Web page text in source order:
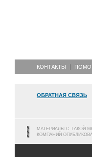
КОНТАКТЫ
ОБРАТНАЯ СВЯЗЬ
МАТЕРИАЛЫ С ТАКОЙ
КОМПАНИЙ